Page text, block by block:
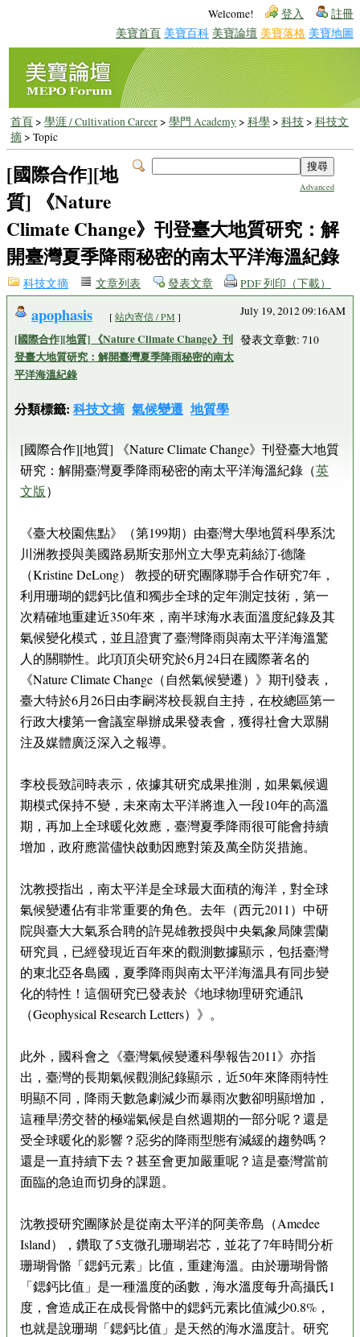
Welcome! 登入 註冊
美寶首頁 美寶百科 美寶論壇 美寶落格 美寶地圖
首頁> 學涯 / Cultivation Career> 學門 Academy> 科學> 科技> 科技文
摘> Topic
Advanced
[國際合作][地
質] 《Nature
Climate Change》刊登臺大地質研究：解
開臺灣夏季降雨秘密的南太平洋海溫紀錄
科技文摘 文章列表 發表文章 PDF 列印（下載）
apophasis [站內寄信 / PM ]
[國際合作][地質] 《Nature Climate Change》刊
登臺大地質研究：解開臺灣夏季降雨秘密的南太
平洋海溫紀錄
分類標籤: 科技文摘 氣候變遷 地質學
July 19, 2012 09:16AM
發表文章數: 710
[國際合作][地質] 《Nature Climate Change》刊登臺大地質
研究：解開臺灣夏季降雨秘密的南太平洋海溫紀錄（英
文版）
《臺大校園焦點》（第199期）由臺灣大學地質科學系沈
川洲教授與美國路易斯安那州立大學克莉絲汀‧德隆
（Kristine DeLong） 教授的研究團隊聯手合作研究7年，
利用珊瑚的鍶鈣比值和獨步全球的定年測定技術，第一
次精確地重建近350年來，南半球海水表面溫度紀錄及其
氣候變化模式，並且證實了臺灣降雨與南太平洋海溫驚
人的關聯性。此項頂尖研究於6月24日在國際著名的
《Nature Climate Change（自然氣候變遷）》期刊發表，
臺大特於6月26日由李嗣涔校長親自主持，在校總區第一
行政大樓第一會議室舉辦成果發表會，獲得社會大眾關
注及媒體廣泛深入之報導。
李校長致詞時表示，依據其研究成果推測，如果氣候週
期模式保持不變，未來南太平洋將進入一段10年的高溫
期，再加上全球暖化效應，臺灣夏季降雨很可能會持續
增加，政府應當儘快啟動因應對策及萬全防災措施。
沈教授指出，南太平洋是全球最大面積的海洋，對全球
氣候變遷佔有非常重要的角色。去年（西元2011）中研
院與臺大大氣系合聘的許晃雄教授與中央氣象局陳雲蘭
研究員，已經發現近百年來的觀測數據顯示，包括臺灣
的東北亞各島國，夏季降雨與南太平洋海溫具有同步變
化的特性！這個研究已發表於《地球物理研究通訊
（Geophysical Research Letters）》。
此外，國科會之《臺灣氣候變遷科學報告2011》亦指
出，臺灣的長期氣候觀測紀錄顯示，近50年來降雨特性
明顯不同，降雨天數急劇減少而暴雨次數卻明顯增加，
這種旱澇交替的極端氣候是自然週期的一部分呢？還是
受全球暖化的影響？惡劣的降雨型態有減緩的趨勢嗎？
還是一直持續下去？甚至會更加嚴重呢？這是臺灣當前
面臨的急迫而切身的課題。
沈教授研究團隊於是從南太平洋的阿美帝島（Amedee
Island），鑽取了5支微孔珊瑚岩芯，並花了7年時間分析
珊瑚骨骼「鍶鈣元素」比值，重建海溫。由於珊瑚骨骼
「鍶鈣比值」是一種溫度的函數，海水溫度每升高攝氏1
度，會造成正在成長骨骼中的鍶鈣元素比值減少0.8%，
也就是說珊瑚「鍶鈣比值」是天然的海水溫度計。研究